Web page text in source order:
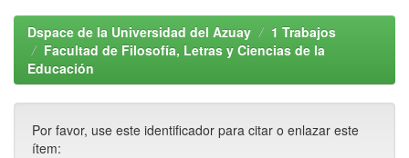
Dspace de la Universidad del Azuay
1 Trabajos
Facultad de Filosofía, Letras y Ciencias de la
Educación
Por favor, use este identificador para citar o enlazar este
ítem: